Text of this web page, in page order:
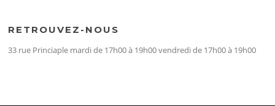
RETROUVEZ-NOUS
33 rue Princiaple mardi de 17h00 à 19h00 vendredi de 17h00 à 19h00